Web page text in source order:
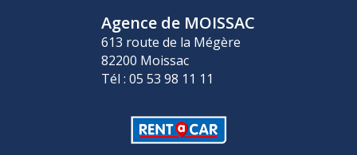
Agence de MOISSAC
613 route de la Mégère
82200 Moissac
Tél : 05 53 98 11 11